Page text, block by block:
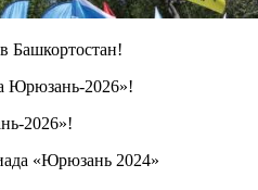
Башкортостан!
2026»!